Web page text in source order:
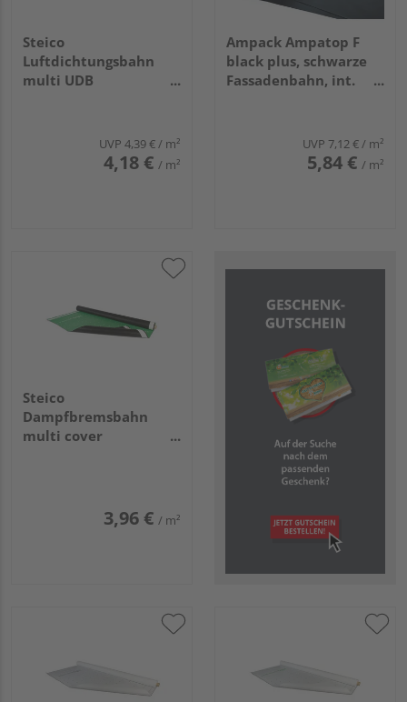
Steico
Luftdichtungsbahn
multi UDB
UVP 4,39 €/ m²
4,18 € / m²
Ampack Ampatop F
black plus, schwarze
Fassadenbahn, int.
UVP 7,12 €/ m²
5,84 € / m²
Steico
Dampfbremsbahn
multi cover
3,96 € / m²